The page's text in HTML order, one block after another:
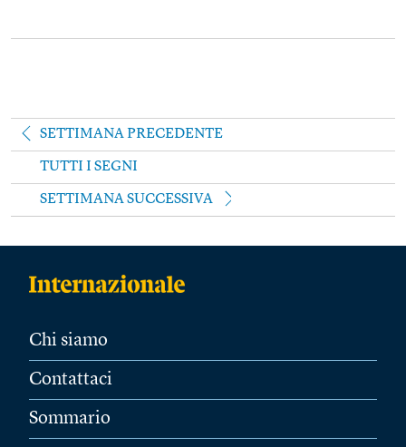
SETTIMANA PRECEDENTE
TUTTI I SEGNI
SETTIMANA SUCCESSIVA
Chi siamo
Contattaci
Sommario